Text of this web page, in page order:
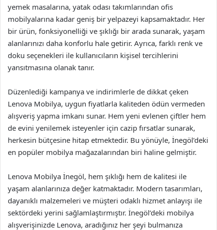
yemek masalarına, yatak odası takımlarından ofis
mobilyalarına kadar geniş bir yelpazeyi kapsamaktadır. Her
bir ürün, fonksiyonelliği ve şıklığı bir arada sunarak, yaşam
alanlarınızı daha konforlu hale getirir. Ayrıca, farklı renk ve
doku seçenekleri ile kullanıcıların kişisel tercihlerini
yansıtmasına olanak tanır.
Düzenlediği kampanya ve indirimlerle de dikkat çeken
Lenova Mobilya, uygun fiyatlarla kaliteden ödün vermeden
alışveriş yapma imkanı sunar. Hem yeni evlenen çiftler hem
de evini yenilemek isteyenler için cazip fırsatlar sunarak,
herkesin bütçesine hitap etmektedir. Bu yönüyle, İnegöl’deki
en popüler mobilya mağazalarından biri haline gelmiştir.
Lenova Mobilya İnegöl, hem şıklığı hem de kalitesi ile
yaşam alanlarınıza değer katmaktadır. Modern tasarımları,
dayanıklı malzemeleri ve müşteri odaklı hizmet anlayışı ile
sektördeki yerini sağlamlaştırmıştır. İnegöl’deki mobilya
alışverişinizde Lenova, aradığınız her şeyi bulmanıza